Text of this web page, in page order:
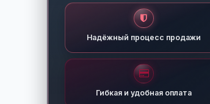
Надёжный процесс продажи
Гибкая и удобная оплата